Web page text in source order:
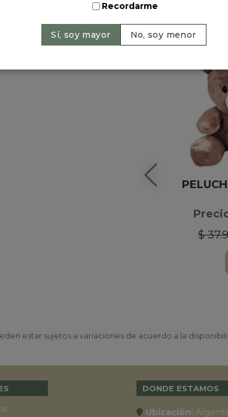
HACELO
$
estar sujetos a variaciones de acuerdo a la
DONDE ESTAMOS
Ubicación:
Recordarme